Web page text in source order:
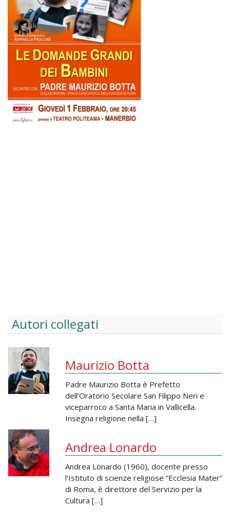
Autori collegati
Maurizio Botta
Padre Maurizio Botta è Prefetto
dell’Oratorio Secolare San Filippo Neri e
viceparroco a Santa Maria in Vallicella.
Insegna religione nella […]
Andrea Lonardo
Andrea Lonardo (1960), docente presso
l’Istituto di scienze religiose “Ecclesia Mater”
di Roma, è direttore del Servizio per la
Cultura […]